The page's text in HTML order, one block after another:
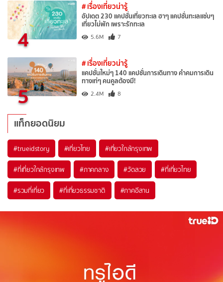
4
# เรื่องเที่ยวน่ารู้
อัปเดต 230 แคปชั่นเที่ยวทะเล ฮาๆ แคปชั่นทะเลแซ่บๆ
เที่ยวไม่พัก เพราะรักทะเล
5.6M 7
5
# เรื่องเที่ยวน่ารู้
แคปชั่นใหม่ๆ 140 แคปชั่นการเดินทาง คำคมการเดิน
ทางเท่ๆ คนคูลต้องมี!
2.4M 8
แท็กยอดนิยม
#trueidstory #เที่ยวไทย #เที่ยวใกล้กรุงเทพ
#ที่เที่ยวใกล้กรุงเทพ #ภาคกลาง #วัดสวย #ที่เที่ยวไทย
#รวมที่เที่ยว #ที่เที่ยวธรรมชาติ #ภาคอีสาน